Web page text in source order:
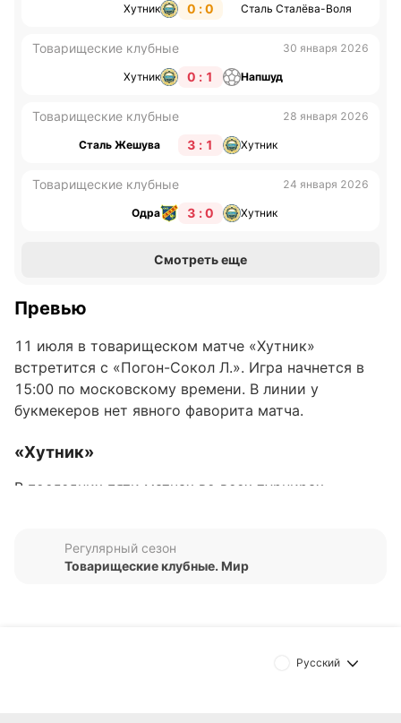
Хутник 0 : 0 Сталь Сталёва-Воля
Товарищеские клубные 30 января 2026
Хутник 0 : 1 Напшуд
Товарищеские клубные 28 января 2026
Сталь Жешува 3 : 1 Хутник
Товарищеские клубные 24 января 2026
Одра 3 : 0 Хутник
Смотреть еще
Превью
11 июля в товарищеском матче «Хутник»
встретится с «Погон-Сокол Л.». Игра начнется в
15:00 по московскому времени. В линии у
букмекеров нет явного фаворита матча.
«Хутник»
В последних пяти матчах во всех турнирах
Пуща» (2:2) и уступила «Naprzod» (0:1), «Стали
Жешува» (1:3) и «Одра» (0:3).
матчах. При этом в трех встречах из пяти команда
Регулярный сезон
Товарищеские клубные. Мир
Русский